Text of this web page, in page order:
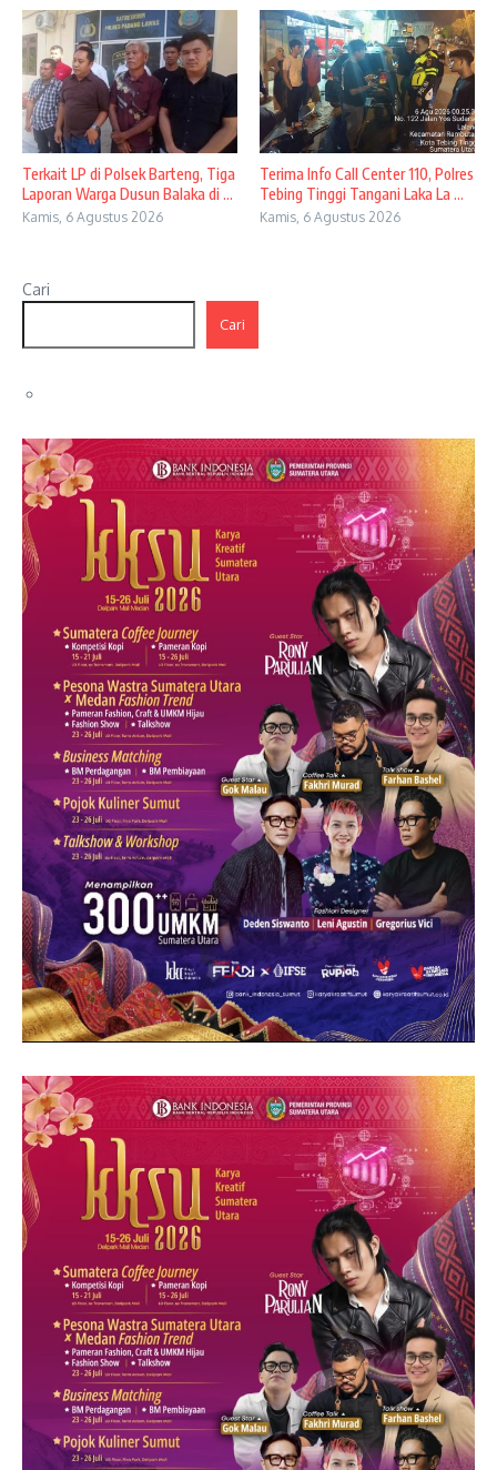
Terkait LP di Polsek Barteng, Tiga
Laporan Warga Dusun Balaka di ...
Kamis, 6 Agustus 2026
Terima Info Call Center 110, Polres
Tebing Tinggi Tangani Laka La ...
Kamis, 6 Agustus 2026
Cari
Cari